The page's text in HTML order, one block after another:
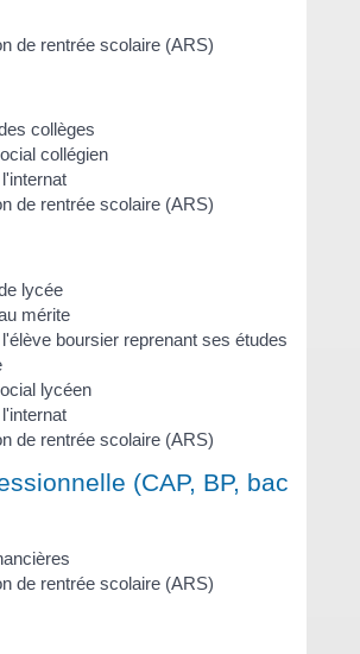
de rentrée scolaire (ARS)
collèges
collégien
de rentrée scolaire (ARS)
lycée
mérite
boursier reprenant ses études
lycéen
de rentrée scolaire (ARS)
(CAP, BP, bac
de rentrée scolaire (ARS)